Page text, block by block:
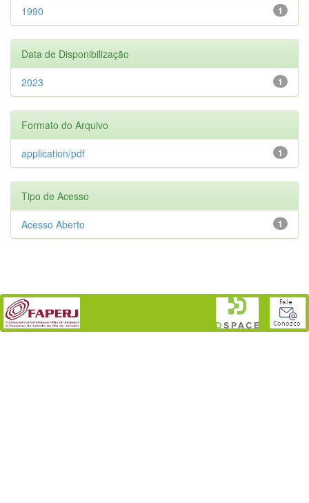
1
1990
Data de Disponibilização
1
2023
Formato do Arquivo
1
application/pdf
Tipo de Acesso
1
Acesso Aberto